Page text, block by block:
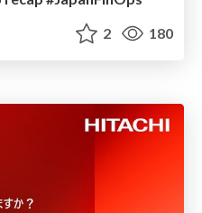
2 180